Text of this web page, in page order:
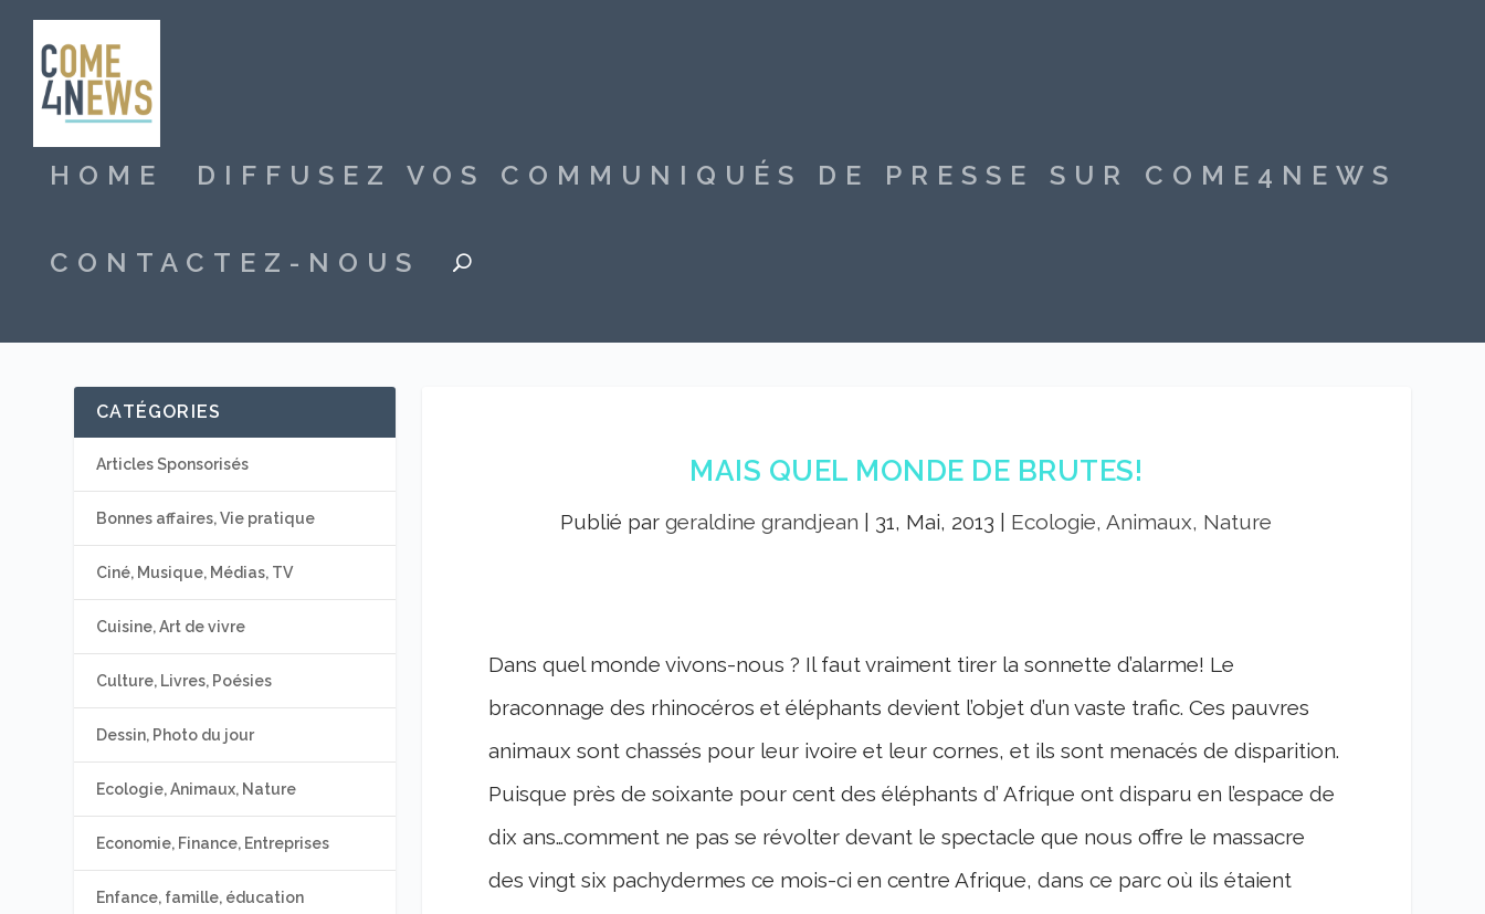
HOME DIFFUSEZ VOS COMMUNIQUÉS DE PRESSE SUR COME4NEWS
CONTACTEZ-NOUS
MAIS QUEL MONDE DE BRUTES!
Publié pargeraldine grandjean 31, Mai, 2013 Ecologie, Animaux, Nature
Dans quel monde vivons-nous ? Il faut vraiment tirer la sonnette d’alarme! Le
braconnage des rhinocéros et éléphants devient l’objet d’un vaste trafic. Ces pauvres
animaux sont chassés pour leur ivoire et leur cornes, et ils sont menacés de disparition.
Puisque près de soixante pour cent des éléphants d’ Afrique ont disparu en l’espace de
dix ans…comment ne pas se révolter devant le spectacle que nous offre le massacre
des vingt six pachydermes ce mois-ci en centre Afrique, dans ce parc où ils étaient
CATÉGORIES
Articles Sponsorisés
Bonnes affaires, Vie pratique
Ciné, Musique, Médias, TV
Cuisine, Art de vivre
Culture, Livres, Poésies
Dessin, Photo du jour
Ecologie, Animaux, Nature
Economie, Finance, Entreprises
Enfance, famille, éducation